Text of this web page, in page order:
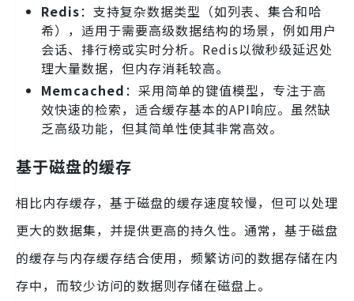
Redis：支持复杂数据类型（如列表、集合和哈
希），适用于需要高级数据结构的场景，例如用户
会话、排行榜或实时分析。Redis以微秒级延迟处
理大量数据，但内存消耗较高。
Memcached：采用简单的键值模型，专注于高
效快速的检索，适合缓存基本的API响应。虽然缺
乏高级功能，但其简单性使其非常高效。
基于磁盘的缓存
相比内存缓存，基于磁盘的缓存速度较慢，但可以处理
更大的数据集，并提供更高的持久性。通常，基于磁盘
的缓存与内存缓存结合使用，频繁访问的数据存储在内
存中，而较少访问的数据则存储在磁盘上。